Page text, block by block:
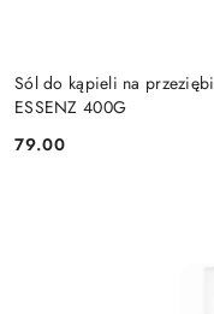
Sól do kąpieli na
ESSENZ 400G
Cena:
79.00